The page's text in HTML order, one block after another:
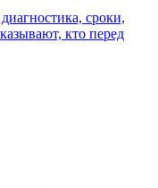
сроки,
кто перед